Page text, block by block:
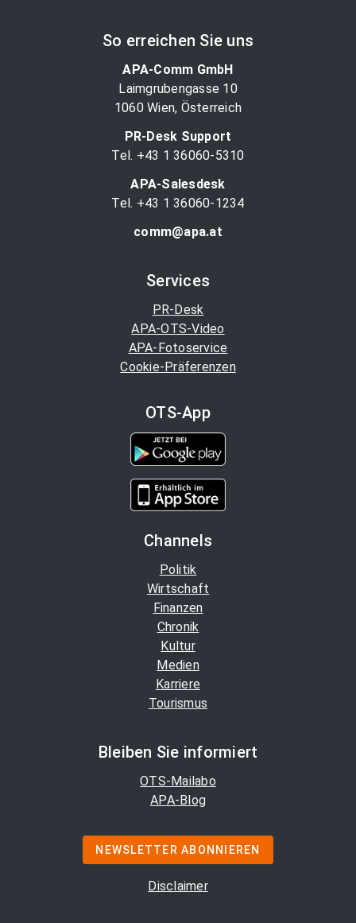
So erreichen Sie uns
APA-Comm GmbH
Laimgrubengasse 10
1060 Wien, Österreich
PR-Desk Support
Tel. +43 1 36060-5310
APA-Salesdesk
Tel. +43 1 36060-1234
comm@apa.at
Services
PR-Desk
APA-OTS-Video
APA-Fotoservice
Cookie-Präferenzen
OTS-App
Channels
Politik
Wirtschaft
Finanzen
Chronik
Kultur
Medien
Karriere
Tourismus
Bleiben Sie informiert
OTS-Mailabo
APA-Blog
NEWSLETTER ABONNIEREN
Disclaimer